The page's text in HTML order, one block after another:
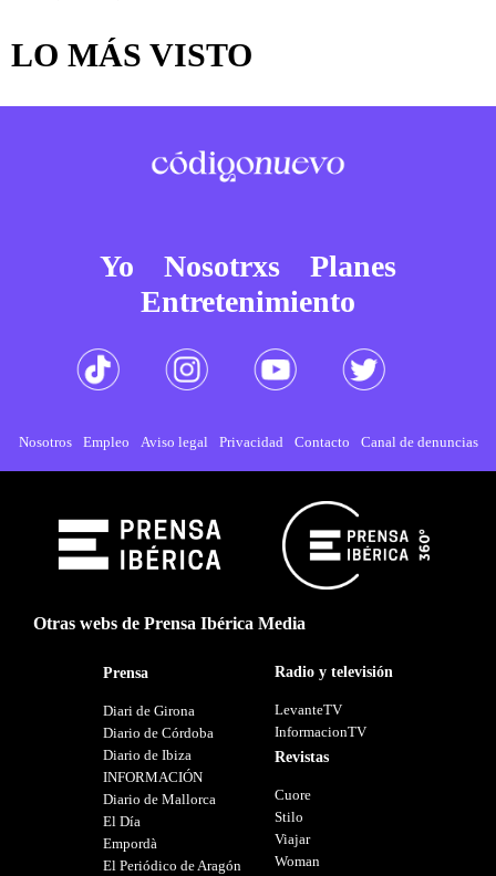
LO MÁS VISTO
Yo Nosotrxs
Planes
Entretenimiento
Nosotros Empleo Aviso legal Privacidad Contacto Canal de denuncias
Otras webs de Prensa Ibérica Media
Prensa
Diari de Girona
Diario de Córdoba
Diario de Ibiza
INFORMACIÓN
Diario de Mallorca
El Día
Empordà
El Periódico de Aragón
Radio y televisión
LevanteTV
InformacionTV
Revistas
Cuore
Stilo
Viajar
Woman